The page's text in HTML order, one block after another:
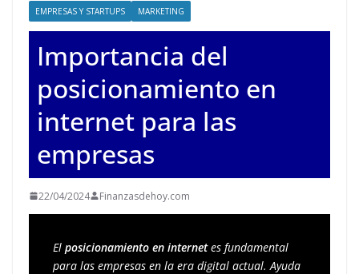
EMPRESAS Y STARTUPS MARKETING
Importancia del
posicionamiento en
internet para las
empresas
22/04/2024 Finanzasdehoy.com
El posicionamiento en internet es fundamental
para las empresas en la era digital actual. Ayuda